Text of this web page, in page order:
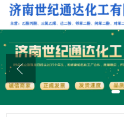
公司首页
公司介绍